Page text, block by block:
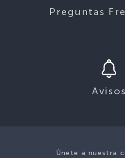
Preguntas
Avisos
Únete a nuestra